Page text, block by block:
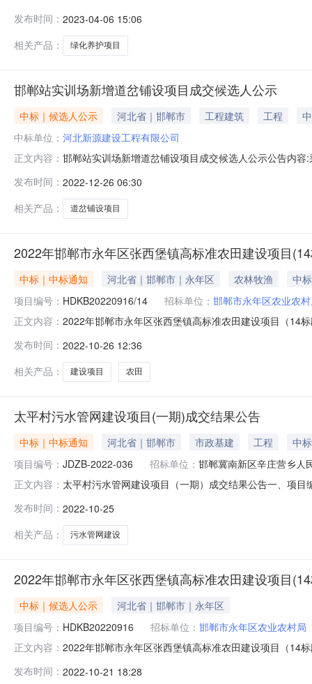
04-0409:30:00开标地点:馆陶县公共资源交易中心公示
发布时间： 2023-04-06 15:06
相关产品：
绿化养护项目
邯郸站实训场新增道岔铺设项目成交候选人公示
中标｜候选人公示 河北省｜邯郸市 工程建筑 工程
中标单位： 河北新源建设工程有限公司
正文内容： 邯郸站实训场新增道岔铺设项目成交候选人公示公告内
年12月25日～2022年12月28日公示期满后，如无异议
发布时间： 2022-12-26 06:30
相关产品：
道岔铺设项目
2022年邯郸市永年区张西堡镇高标准农田建设项目
中标｜中标通知 河北省｜邯郸市｜永年区 农林牧渔
中
项目编号： HDKB20220916/14 招标单位： 邯郸市永年区农业农
正文内容： 2022年邯郸市永年区张西堡镇高标准农田建设项目（14
（http://hb.zcjb.com.cn）二、中标单位投标人名称:河北
发布时间： 2022-10-26 12:36
相关产品：
建设项目 农田
太平村污水管网建设项目(一期)成交结果公告
中标｜中标通知 河北省｜邯郸市 市政基建 工程
中
项目编号： JDZB-2022-036 招标单位： 邯郸冀南新区辛庄营乡人
正文内容： 太平村污水管网建设项目（一期）成交结果公告一、项
村污水管网建设项目（一期）施工范围：污水管网建设
21320214307
发布时间： 2022-10-25
相关产品：
污水管网建设
2022年邯郸市永年区张西堡镇高标准农田建设项目
中标｜候选人公示
河北省｜邯郸市｜永年区
项目编号： HDKB20220916 招标单位： 邯郸市永年区农业农村局
正文内容： 2022年邯郸市永年区张西堡镇高标准农田建设项目（14
目（十四标段）开标时间:2022年10月19日09时00分开
发布时间： 2022-10-21 18:28